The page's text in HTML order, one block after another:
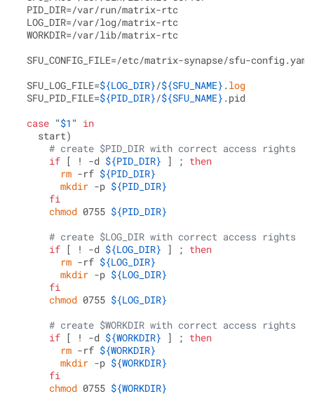
PID_DIR=/var/run/matrix-rtc
LOG_DIR=/var/log/matrix-rtc
WORKDIR=/var/lib/matrix-rtc
SFU_CONFIG_FILE=/etc/matrix-synapse/sfu-config.yaml
SFU_LOG_FILE=${LOG_DIR}/${SFU_NAME} .log
SFU_PID_FILE=${PID_DIR}/${SFU_NAME} .pid
case "$1 " in
   start)
# create $PID_DIR with correct access rights
if [ ! -d ${PID_DIR} ] ; then
rm -rf ${PID_DIR}
mkdir -p ${PID_DIR}
fi
chmod 0755 ${PID_DIR}
# create $LOG_DIR with correct access rights
if [ ! -d ${LOG_DIR} ] ; then
rm -rf ${LOG_DIR}
mkdir -p ${LOG_DIR}
fi
chmod 0755 ${LOG_DIR}
# create $WORKDIR with correct access rights
if [ ! -d ${WORKDIR} ] ; then
rm -rf ${WORKDIR}
mkdir -p ${WORKDIR}
fi
chmod 0755 ${WORKDIR}